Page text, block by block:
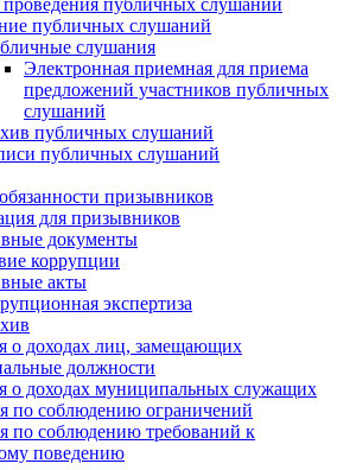
публичных слушаний
публичных слушаний
слушания
Электронная приемная для приема
предложений участников публичных
слушаний
публичных слушаний
публичных слушаний
призывников
для призывников
документы
коррупции
акты
экспертиза
о доходах лиц, замещающих
должности
о доходах муниципальных служащих
по соблюдению ограничений
по соблюдению требований к
поведению